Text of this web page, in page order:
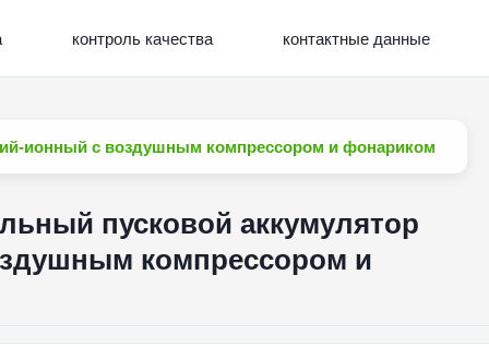
контроль качества контактные данные
ионный с воздушным компрессором и фонариком
пусковой аккумулятор
компрессором и